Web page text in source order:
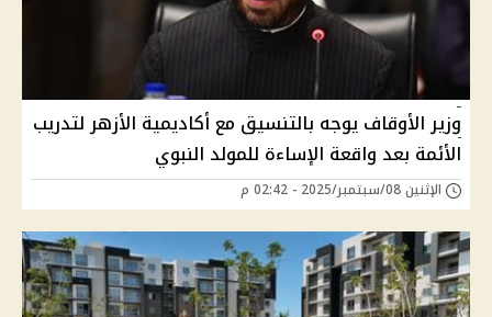
وزير الأوقاف يوجه بالتنسيق مع أكاديمية الأزهر لتدريب
الأئمة بعد واقعة الإساءة للمولد النبوي
الإثنين 08/سبتمبر/2025 - 02:42 م